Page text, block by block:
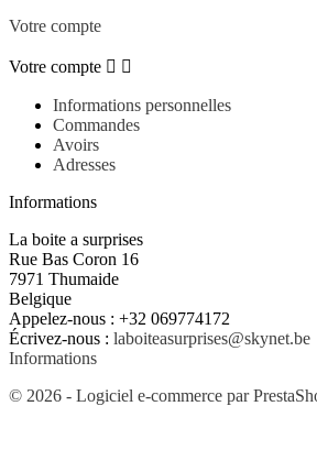
Votre compte
Votre compte  
Informations personnelles
Commandes
Avoirs
Adresses
Informations
La boite a surprises
Rue Bas Coron 16
7971 Thumaide
Belgique
Appelez-nous : +32 069774172
Écrivez-nous : laboiteasurprises@skynet.be
Informations
© 2026 - Logiciel e-commerce par